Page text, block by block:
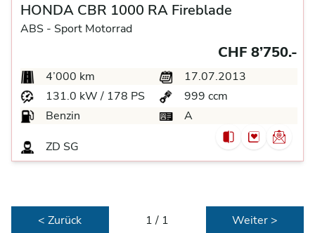
HONDA CBR 1000 RA Fireblade
ABS - Sport Motorrad
CHF 8’750.-
4’000 km
17.07.2013
131.0 kW / 178 PS
999 ccm
Benzin
A
ZD SG
< Zurück 1 / 1 Weiter >